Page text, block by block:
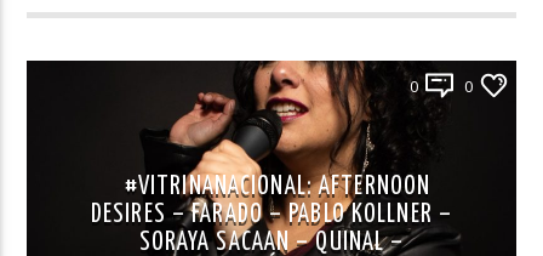
0 0
#VITRINANACIONAL: AFTERNOON
DESIRES – FARADO – PABLO KOLLNER –
SORAYA SACAAN – QUINAL –